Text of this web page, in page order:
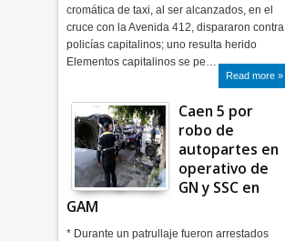
cromática de taxi, al ser alcanzados, en el
cruce con la Avenida 412, dispararon contra
policías capitalinos; uno resulta herido
Elementos capitalinos se pe…
Read more »
Caen 5 por
robo de
autopartes en
operativo de
GN y SSC en
GAM
* Durante un patrullaje fueron arrestados